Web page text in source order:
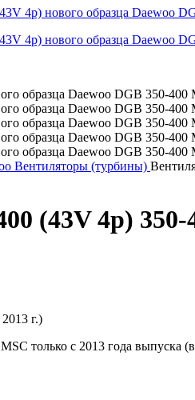
Вентиляторы (турбины)
(43V 4p) 350-
г.)
только с 2013 года выпуска